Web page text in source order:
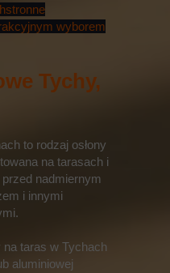
wyborem
Tychy,
to rodzaj osłony
na tarasach i
nadmiernym
i innymi
taras w Tychach
aluminiowej